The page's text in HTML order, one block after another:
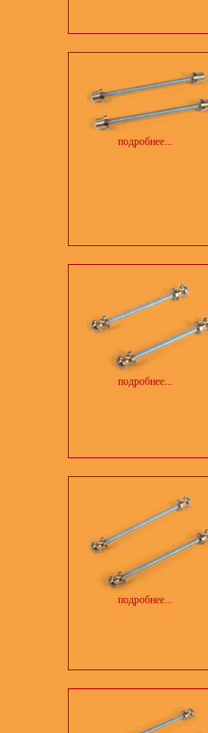
подробнее...
подробнее...
подробнее...